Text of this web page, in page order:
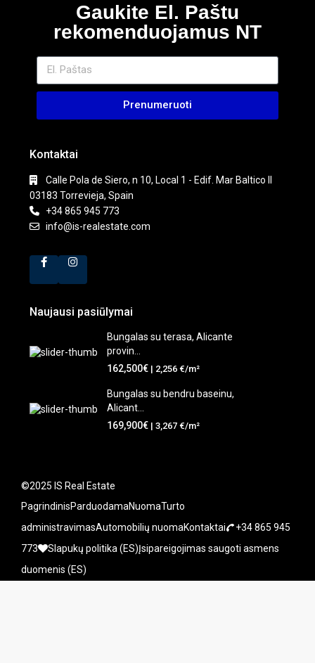
Gaukite El. Paštu
rekomenduojamus NT
Prenumeruoti
Kontaktai
Calle Pola de Siero, n 10, Local 1 - Edif. Mar Baltico II
03183 Torrevieja, Spain
+34 865 945 773
info@is-realestate.com
Naujausi pasiūlymai
Bungalas su terasa, Alicante
provin...
162,500€ | 2,256 €/m²
Bungalas su bendru baseinu,
Alicant...
169,900€ | 3,267 €/m²
©2025 IS Real Estate
PagrindinisParduodamaNuomaTurto
administravimasAutomobilių nuomaKontaktai
+34 865 945
773
Slapukų politika (ES)Įsipareigojimas saugoti asmens
duomenis (ES)